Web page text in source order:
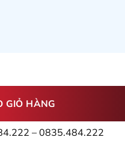
GIỎ HÀNG
– 0835.484.222